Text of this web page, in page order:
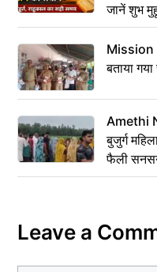
जानें शुभ
Mission
बताया
Amethi
बुजुर्ग
फैली
Leave a